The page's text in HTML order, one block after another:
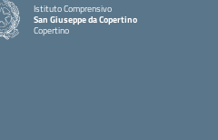
Istituto Comprensivo
San Giuseppe da Copertino
Copertino
— Visita la pagina iniziale della scuola